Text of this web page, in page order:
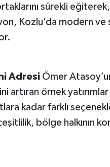
ortaklarını sürekli
Kozlu’da modern ve
AdresiÖmer
artıran örnek
kadar farklı
bölge halkının